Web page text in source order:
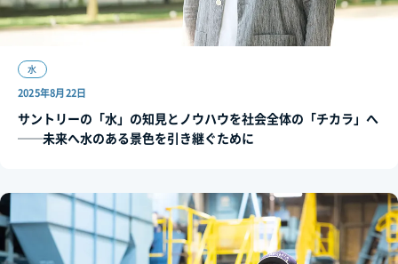
水
2025年8月22日
サントリーの「水」の知見とノウハウを社会全体の「チカラ」へ
──未来へ水のある景色を引き継ぐために